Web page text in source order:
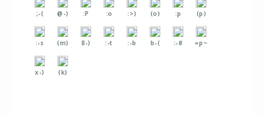
;-( @-) :P :o :>) (o) :p (p)
:-s (m) 8-) :-t :-b b-( :-# =p~
x-) (k)